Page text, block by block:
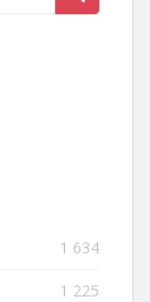
1 634
1 225